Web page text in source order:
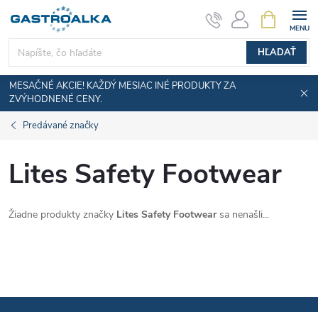
obsah
HĽADAŤ
KOŠÍK
MESAČNÉ AKCIE! KAŽDÝ MESIAC INÉ PRODUKTY ZA
ZVÝHODNENÉ CENY.
Predávané značky
Lites Safety Footwear
Žiadne produkty značky Lites Safety Footwearsa nenašli...